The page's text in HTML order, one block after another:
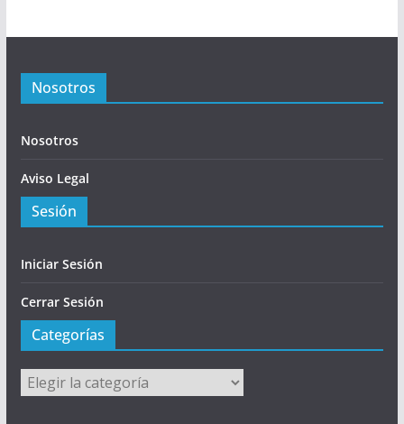
Nosotros
Nosotros
Aviso Legal
Sesión
Iniciar Sesión
Cerrar Sesión
Categorías
Categorías